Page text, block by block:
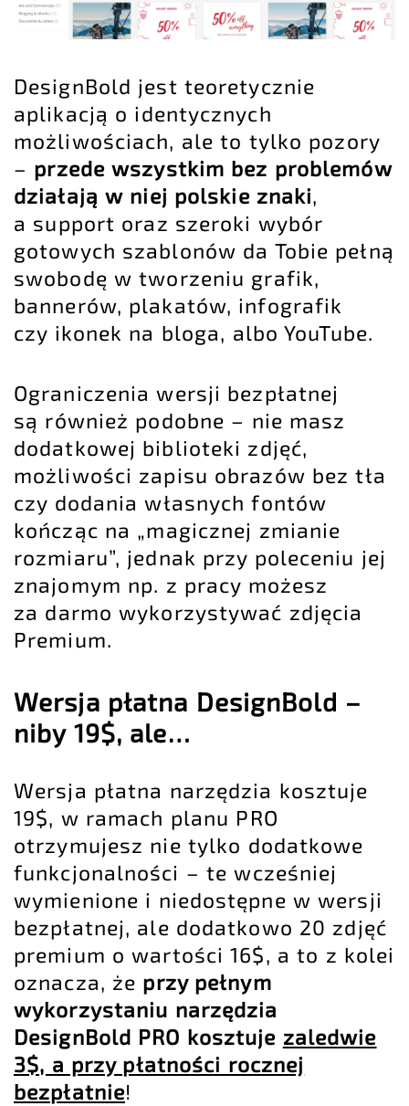
DesignBold jest teoretycznie
aplikacją o identycznych
możliwościach, ale to tylko pozory
– przede wszystkim bez problemów
działają w niej polskie znaki,
a support oraz szeroki wybór
gotowych szablonów da Tobie pełną
swobodę w tworzeniu grafik,
bannerów, plakatów, infografik
czy ikonek na bloga, albo YouTube.
Ograniczenia wersji bezpłatnej
są również podobne – nie masz
dodatkowej biblioteki zdjęć,
możliwości zapisu obrazów bez tła
czy dodania własnych fontów
kończąc na „magicznej zmianie
rozmiaru”, jednak przy poleceniu jej
znajomym np. z pracy możesz
za darmo wykorzystywać zdjęcia
Premium.
Wersja płatna DesignBold –
niby 19$, ale…
Wersja płatna narzędzia kosztuje
19$, w ramach planu PRO
otrzymujesz nie tylko dodatkowe
funkcjonalności – te wcześniej
wymienione i niedostępne w wersji
bezpłatnej, ale dodatkowo 20 zdjęć
premium o wartości 16$, a to z kolei
oznacza, że przy pełnym
wykorzystaniu narzędzia
DesignBold PRO kosztuje zaledwie
3$, a przy płatności rocznej
bezpłatnie!